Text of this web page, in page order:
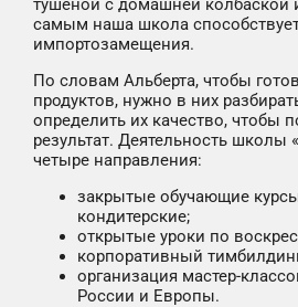
тушёной с домашней колбаской
самым наша школа
импортозамещения.
По словам Альберта, чтобы
продуктов, нужно в них
определить их качество, чтобы
результат. Деятельность школы
четыре направления:
закрытые обучающие
кондитерские;
открытые уроки по
корпоративный
организация мастер-
России и Европы.